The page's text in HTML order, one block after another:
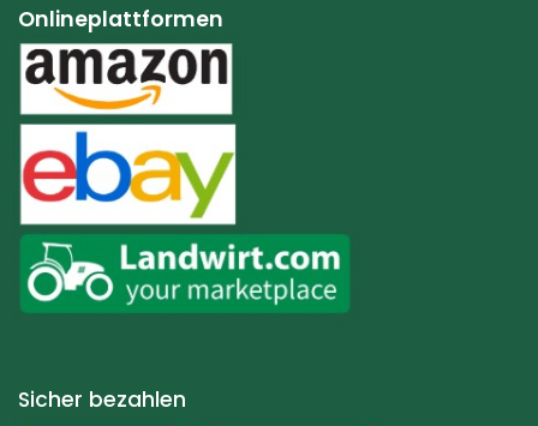
Onlineplattformen
Sicher bezahlen